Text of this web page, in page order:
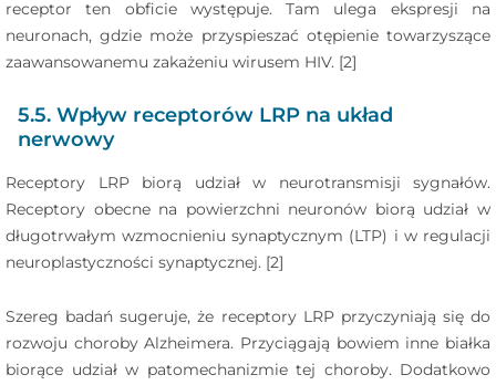
receptor ten obficie występuje. Tam ulega ekspresji na
neuronach, gdzie może przyspieszać otępienie towarzyszące
zaawansowanemu zakażeniu wirusem HIV. [2]
5.5. Wpływ receptorów LRP na układ
nerwowy
Receptory LRP biorą udział w neurotransmisji sygnałów.
Receptory obecne na powierzchni neuronów biorą udział w
długotrwałym wzmocnieniu synaptycznym (LTP) i w regulacji
neuroplastyczności synaptycznej. [2]
Szereg badań sugeruje, że receptory LRP przyczyniają się do
rozwoju choroby Alzheimera. Przyciągają bowiem inne białka
biorące udział w patomechanizmie tej choroby. Dodatkowo